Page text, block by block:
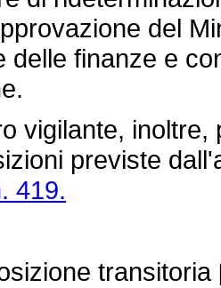
del
delle finanze e
inoltre,
previste
419.
transitoria